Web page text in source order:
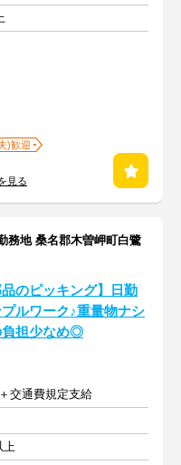
)歓迎
見る
地 桑名郡木曽岬町白鷺
品のピッキング】日勤
ルワーク♪重量物ナシ
負担少なめ◎
交通費規定支給
上